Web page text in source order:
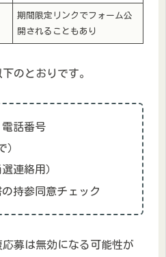
期間限定リンクでフォーム公
開されることもあり
のとおりです。
話番号
）
連絡用）
持参同意チェック
募は無効になる可能性が